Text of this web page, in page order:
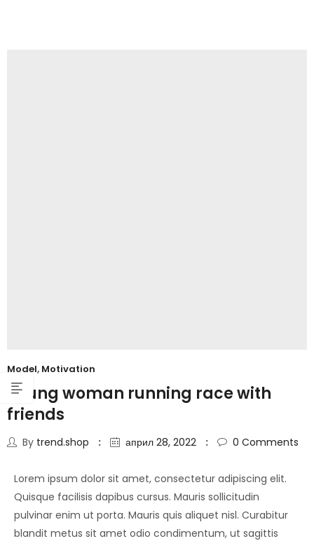
Model, Motivation
Young woman running race with
friends
By trend.shop април 28, 2022 0 Comments
Lorem ipsum dolor sit amet, consectetur adipiscing elit.
Quisque facilisis dapibus cursus. Mauris sollicitudin
pulvinar enim ut porta. Mauris quis aliquet nisl. Curabitur
blandit metus sit amet odio condimentum, ut sagittis